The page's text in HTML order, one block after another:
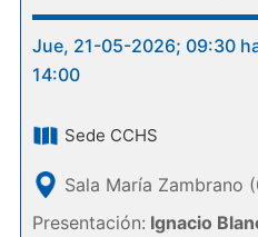
Jue, 21-05-2026; 09:30
14:00
Sede CCHS
Sala María Zambrano
Presentación: Ignacio